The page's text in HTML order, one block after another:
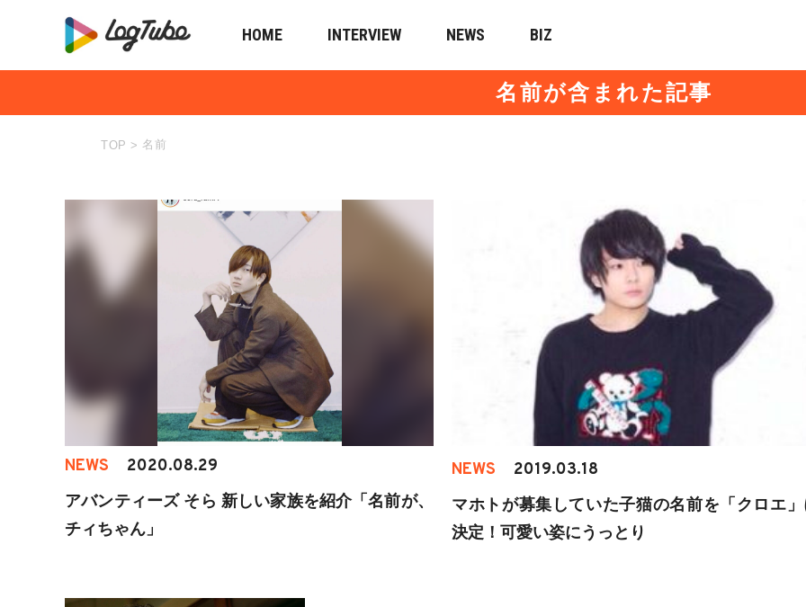
HOME INTERVIEW NEWS BIZ
名前が含まれた記事
TOP > 名前
NEWS 2020.08.29
アバンティーズ そら 新しい家族を紹介「名前が、
チィちゃん」
NEWS 2019.03.18
マホトが募集していた子猫の名前を「クロエ
決定！可愛い姿にうっとり